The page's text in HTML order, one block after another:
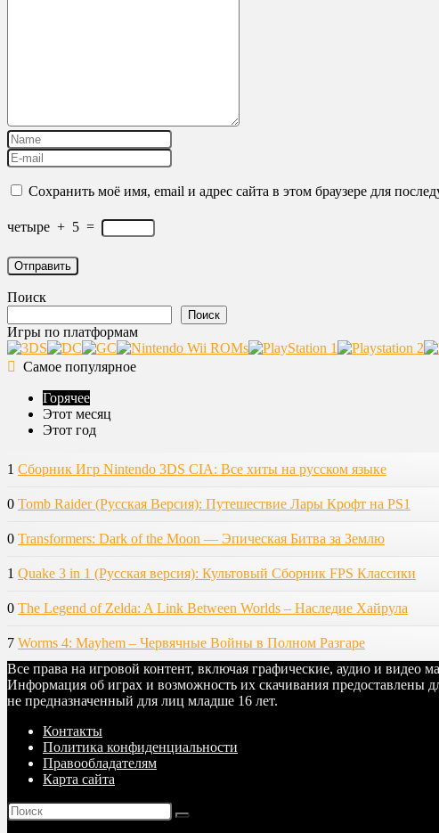
Сохранить моё имя, email и адрес сайта в этом браузере для
четыре + 5 =
Поиск
Поиск
Игры по платформам
Самое популярное
Горячее
Этот месяц
Этот год
1 Сборник Игр Nintendo 3DS CIA: Все хиты на русском языке
0 Tomb Raider (Русская Версия): Путешествие Лары Крофт на PS1
0 Transformers: Dark of the Moon — Эпическая Битва за Землю
1 Quake 3 in 1 (Русская версия): Культовый Сборник FPS Классики
0 The Legend of Zelda: A Link Between Worlds – Наследие Хайрула
7 Worms 4: Mayhem – Червячные Войны в Полном Разгаре
Все права на игровой контент, включая графические, аудио и
Информация об играх и возможность их скачивания предоставлены
не предназначенный для лиц младше 16 лет.
Контакты
Политика конфиденциальности
Правообладателям
Карта сайта